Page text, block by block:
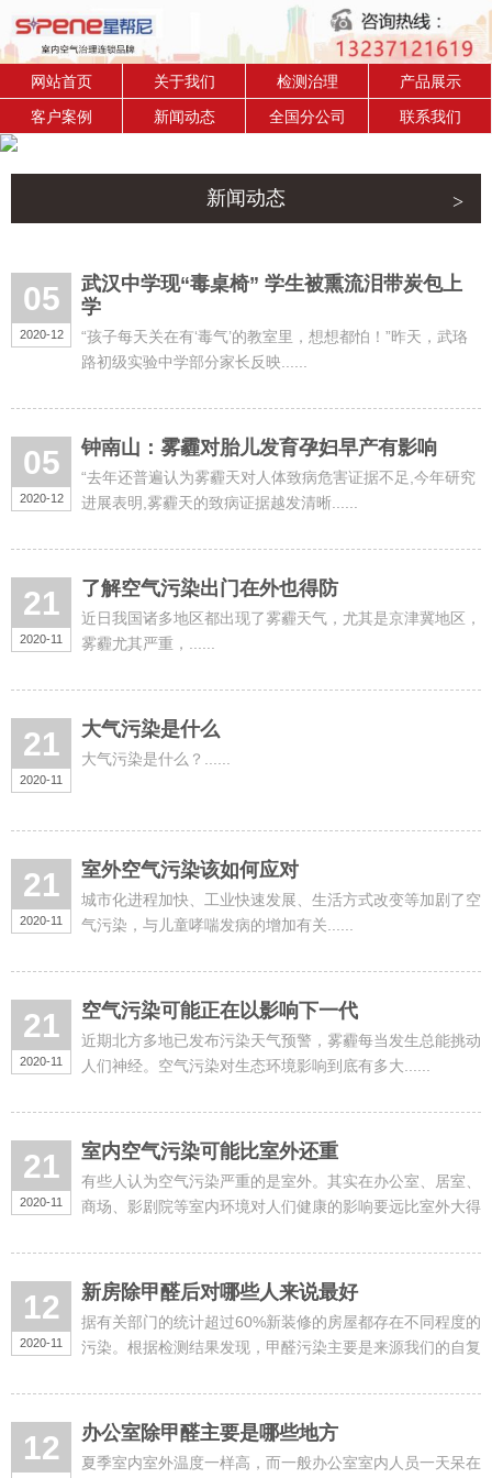
网站首页 关于我们 检测治理
产品展示
客户案例
新闻动态 全国分公司 联系我们
新闻动态
05
2020-12
武汉中学现“毒桌椅” 学生被熏流泪带炭包上
学
“孩子每天关在有‘毒气’的教室里，想想都怕！”昨天，武珞
路初级实验中学部分家长反映......
05
2020-12
钟南山：雾霾对胎儿发育孕妇早产有影响
“去年还普遍认为雾霾天对人体致病危害证据不足,今年研究
进展表明,雾霾天的致病证据越发清晰......
21
2020-11
了解空气污染出门在外也得防
近日我国诸多地区都出现了雾霾天气，尤其是京津冀地区，
雾霾尤其严重，......
21
2020-11
大气污染是什么
大气污染是什么？......
21
2020-11
室外空气污染该如何应对
城市化进程加快、工业快速发展、生活方式改变等加剧了空
气污染，与儿童哮喘发病的增加有关......
21
2020-11
空气污染可能正在以影响下一代
近期北方多地已发布污染天气预警，雾霾每当发生总能挑动
人们神经。空气污染对生态环境影响到底有多大......
21
2020-11
室内空气污染可能比室外还重
有些人认为空气污染严重的是室外。其实在办公室、居室、
商场、影剧院等室内环境对人们健康的影响要远比室外大得
12
2020-11
新房除甲醛后对哪些人来说最好
据有关部门的统计超过60%新装修的房屋都存在不同程度的
污染。根据检测结果发现，甲醛污染主要是来源我们的自复
12 办公室除甲醛主要是哪些地方
夏季室内室外温度一样高，而一般办公室室内人员一天呆在